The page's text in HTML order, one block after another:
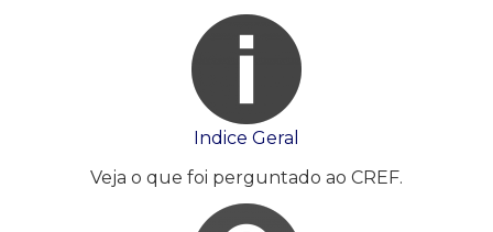
Indice Geral
Veja o que foi perguntado ao CREF.